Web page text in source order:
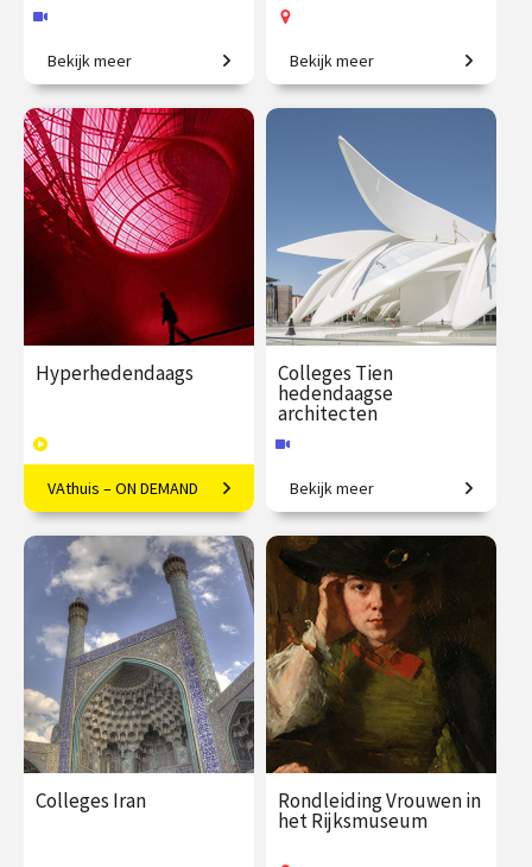
Uitdagende expeditie van
Grieken tot moderne kunst.
€ 65.00
vanaf 13
aug.
Online
Bekijk meer
Kom mee en ontdek het
mooiste stadhuis van de
€ 27.50
aug.
Op locatie
Bekijk meer
Hyperhedendaags
Kunst in de eenentwintigste
eeuw
€ 169.00
40
afleveringen
Speeltijd 12 uur
VAthuis
VAthuis – ON DEMAND
Colleges Tien
hedendaagse
architecten
Van iconische gebouwen tot
innovatief materiaalgebruik.
€ 345.00
vanaf 24
sep.
Online
Bekijk meer
Colleges Iran Rondleiding Vrouwen in
het Rijksmuseum